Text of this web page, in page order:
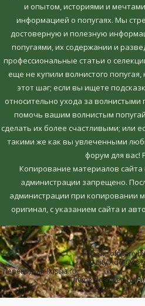
и опытом, историями и
информацией о попугаях. Мы
достоверную и полезную
попугаями, их содержании и
профессиональные статьи о
еще не купили волнистого
этот шаг; если вы ищете
относительно ухода за волнистыми
помочь вашим волнистым
сделать их более счастливыми; или
такими же как вы увлеченными
форум для вас!
Копирование материалов
администрации запрещено.
администрации при копировании
оригинал, c указанием сайта и
Forum software
Quality Add-Ons
Перевод:XF-Russia.ru
Theme designed by